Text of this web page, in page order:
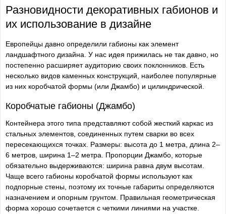
Разновидности декоративных габионов и
их использование в дизайне
Европейцы давно определили габионы как элемент
ландшафтного дизайна. У нас идея прижилась не так давно, но
постепенно расширяет аудиторию своих поклонников. Есть
несколько видов каменных конструкций, наиболее популярные
из них коробчатой формы (или Джамбо) и цилиндрической.
Коробчатые габионы (Джамбо)
Контейнера этого типа представляют собой жесткий каркас из
стальных элементов, соединенных путем сварки во всех
пересекающихся точках. Размеры: высота до 1 метра, длина 2–
6 метров, ширина 1–2 метра. Пропорции Джамбо, которые
обязательно выдерживаются: ширина равна двум высотам.
Чаще всего габионы коробчатой формы используют как
подпорные стены, поэтому их точные габариты определяются
назначением и опорным грунтом. Правильная геометрическая
форма хорошо сочетается с четкими линиями на участке.